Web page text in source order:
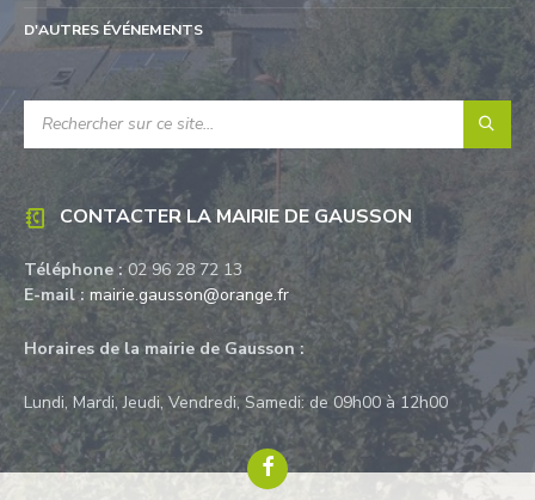
l'accueil
D'AUTRES ÉVÉNEMENTS
CONTACTER LA MAIRIE DE GAUSSON
Téléphone :02 96 28 72 13
E-mail : mairie.gausson@orange.fr
Horaires de la mairie de Gausson :
Lundi, Mardi, Jeudi, Vendredi, Samedi: de 09h00 à 12h00
Facebook